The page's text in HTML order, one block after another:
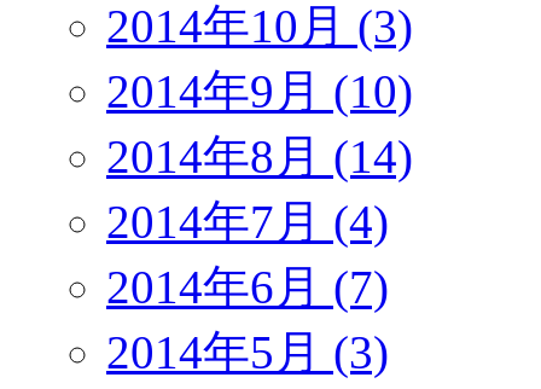
2014年10月 (3)
2014年9月 (10)
2014年8月 (14)
2014年7月 (4)
2014年6月 (7)
2014年5月 (3)